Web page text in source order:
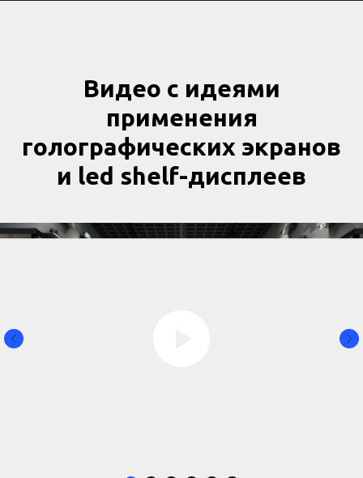
Видео с идеями
применения
голографических экранов
и led shelf-дисплеев